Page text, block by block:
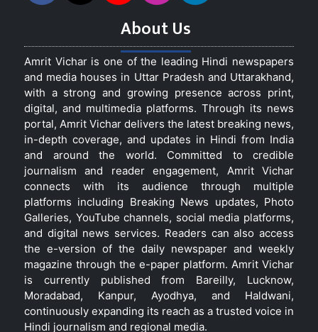
About Us
Amrit Vichar is one of the leading Hindi newspapers
and media houses in Uttar Pradesh and Uttarakhand,
with a strong and growing presence across print,
digital, and multimedia platforms. Through its news
portal, Amrit Vichar delivers the latest breaking news,
in-depth coverage, and updates in Hindi from India
and around the world. Committed to credible
journalism and reader engagement, Amrit Vichar
connects with its audience through multiple
platforms including Breaking News updates, Photo
Galleries, YouTube channels, social media platforms,
and digital news services. Readers can also access
the e-version of the daily newspaper and weekly
magazine through the e-paper platform. Amrit Vichar
is currently published from Bareilly, Lucknow,
Moradabad, Kanpur, Ayodhya, and Haldwani,
continuously expanding its reach as a trusted voice in
Hindi journalism and regional media.